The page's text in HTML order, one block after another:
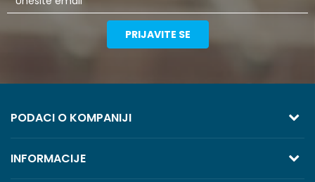
PRIJAVITE SE
PODACI O KOMPANIJI
INFORMACIJE